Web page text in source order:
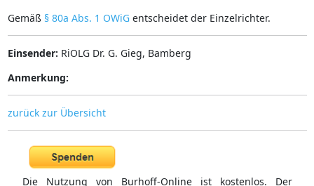
Gemäß § 80a Abs. 1 OWiGentscheidet der Einzelrichter.
Einsender: RiOLG Dr. G. Gieg, Bamberg
Anmerkung:
zurück zur Übersicht
Die Nutzung von Burhoff-Online ist kostenlos. Der